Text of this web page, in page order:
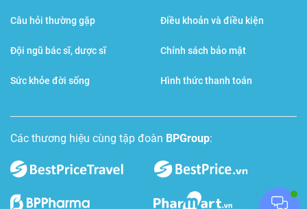
Câu hỏi thường gặp
Đội ngũ bác sĩ, dược sĩ
Sức khỏe đời sống
Điều khoản và điều kiện
Chính sách bảo mật
Hình thức thanh toán
Các thương hiệu cùng tập đoàn BPGroup: